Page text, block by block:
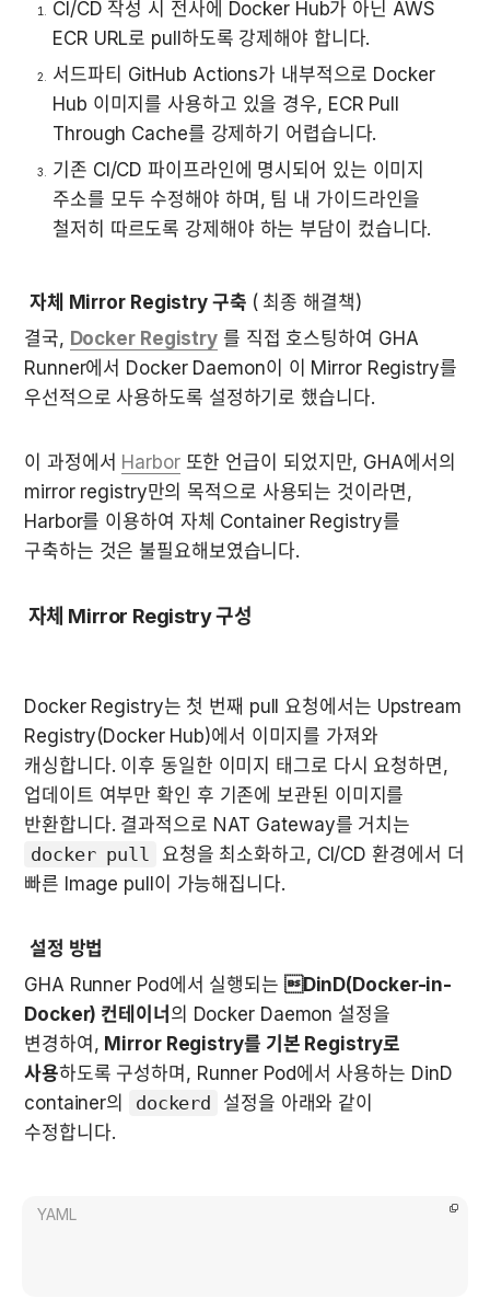
CI/CD 작성 시 전사에 Docker Hub가 아닌 AWS
서드파티 GitHub Actions가 내부적으로 Docker
Hub 이미지를 사용하고 있을 경우, ECR Pull
Through Cache를 강제하기 어렵습니다.
기존 CI/CD 파이프라인에 명시되어 있는 이미지
주소를 모두 수정해야 하며, 팀 내 가이드라인을
철저히 따르도록 강제해야 하는 부담이 컸습니다.
자체 Mirror Registry 구축 ( 최종 해결책)
결국, Docker Registry 를 직접 호스팅하여 GHA
Runner에서 Docker Daemon이 이 Mirror Registry를
우선적으로 사용하도록 설정하기로 했습니다.
이 과정에서 Harbor 또한 언급이 되었지만, GHA에서의
mirror registry만의 목적으로 사용되는 것이라면,
Harbor를 이용하여 자체 Container Registry를
구축하는 것은 불필요해보였습니다.
자체 Mirror Registry 구성
Docker Registry는 첫 번째 pull 요청에서는 Upstream
Registry(Docker Hub)에서 이미지를 가져와
캐싱합니다. 이후 동일한 이미지 태그로 다시 요청하면,
업데이트 여부만 확인 후 기존에 보관된 이미지를
docker pull
요청을 최소화하고, CI/CD 환경에서 더
빠른 Image pull이 가능해집니다.
설정 방법
GHA Runner Pod에서 실행되는 DinD(Docker-in-
Docker) 컨테이너 의 Docker Daemon 설정을
변경하여, Mirror Registry를 기본 Registry로
사용하도록 구성하며, Runner Pod에서 사용하는 DinD
container의
dockerd
설정을 아래와 같이
수정합니다.
YAML